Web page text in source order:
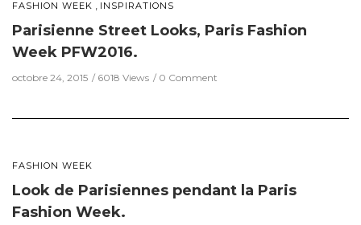
FASHION WEEK INSPIRATIONS
Parisienne Street Looks, Paris Fashion
Week PFW2016.
octobre 24, 2015 6018 Views 0 Comment
FASHION WEEK
Look de Parisiennes pendant la Paris
Fashion Week.